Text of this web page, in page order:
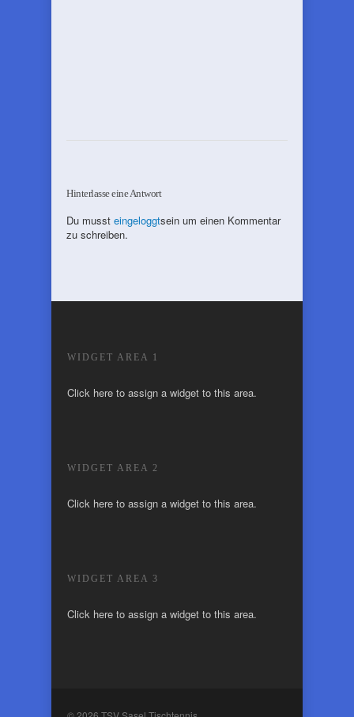
Hinterlasse eine Antwort
Du musst eingeloggtsein um einen Kommentar
zu schreiben.
WIDGET AREA 1
Click here to assign a widget to this area.
WIDGET AREA 2
Click here to assign a widget to this area.
WIDGET AREA 3
Click here to assign a widget to this area.